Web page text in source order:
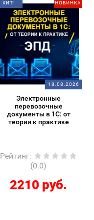
НОВИНКА
ХИТ!
18.08.2026
Электронные
перевозочные
документы в 1С: от
теории к практике
Рейтинг:
(0.0)
2210 руб.